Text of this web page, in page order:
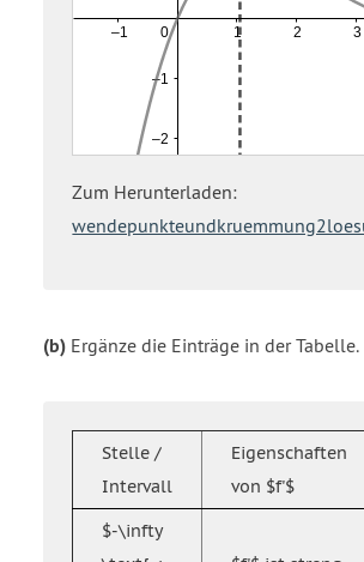
Zum Herunterladen:
(b) Ergänze die Einträge in der Tabelle.
Stelle /
Intervall
Eigenschaften
von $f'$
$-\infty